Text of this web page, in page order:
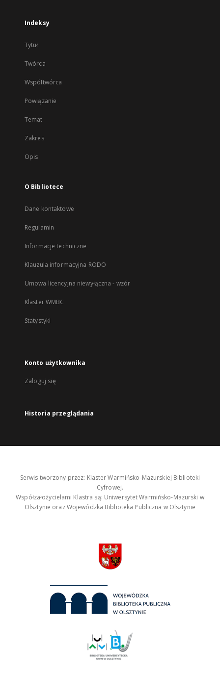
Indeksy
Tytuł
Twórca
Współtwórca
Powiązanie
Temat
Zakres
Opis
O Bibliotece
Dane kontaktowe
Regulamin
Informacje techniczne
Klauzula informacyjna RODO
Umowa licencyjna niewyłączna - wzór
Klaster WMBC
Statystyki
Konto użytkownika
Zaloguj się
Historia przeglądania
Serwis tworzony przez: Klaster Warmińsko-Mazurskiej Biblioteki
Cyfrowej.
Współzałożycielami Klastra są: Uniwersytet Warmińsko-Mazurski w
Olsztynie oraz Wojewódzka Biblioteka Publiczna w Olsztynie